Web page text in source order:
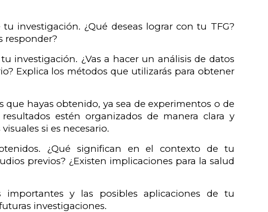
investigación. ¿Qué deseas lograr con tu TFG?
responder?
investigación. ¿Vas a hacer un análisis de datos
Explica los métodos que utilizarás para obtener
que hayas obtenido, ya sea de experimentos o de
estén organizados de manera clara y
si es necesario.
¿Qué significan en el contexto de tu
previos? ¿Existen implicaciones para la salud
y las posibles aplicaciones de tu
investigaciones.